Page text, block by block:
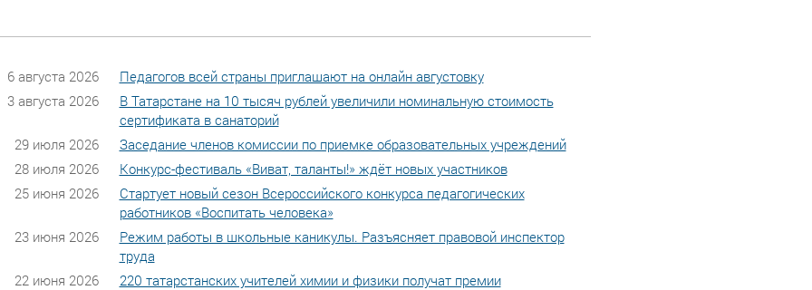
6 августа 2026
Педагогов всей страны приглашают на онлайн августовку
3 августа 2026
В Татарстане на 10 тысяч рублей увеличили номинальную стоимость
сертификата в санаторий
29 июля 2026
Заседание членов комиссии по приемке образовательных учреждений
28 июля 2026
Конкурс-фестиваль «Виват, таланты!» ждёт новых участников
25 июня 2026
Стартует новый сезон Всероссийского конкурса педагогических
работников «Воспитать человека»
23 июня 2026
Режим работы в школьные каникулы. Разъясняет правовой инспектор
труда
22 июня 2026
220 татарстанских учителей химии и физики получат премии